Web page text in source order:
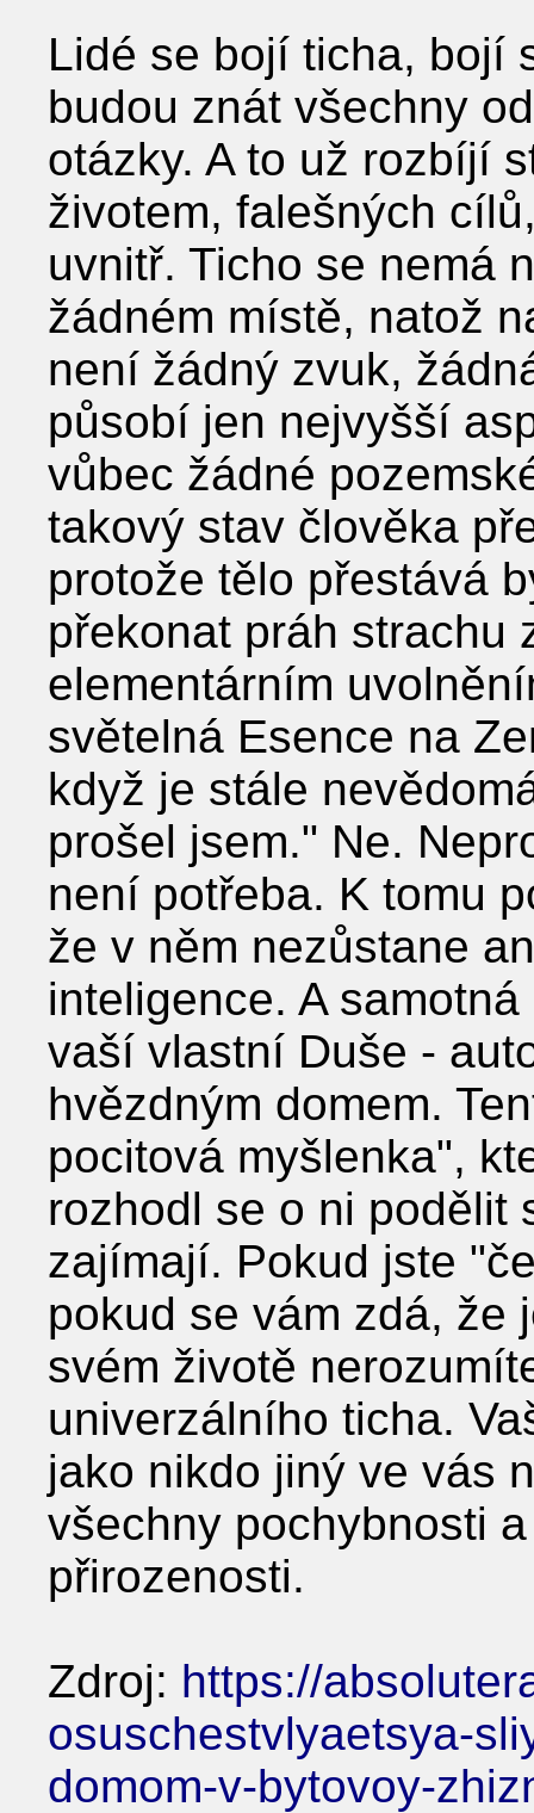
Lidé se bojí ticha, bojí
budou znát všechny
otázky. A to už rozbíjí
životem, falešných
uvnitř. Ticho se nemá
žádném místě, natož
není žádný zvuk,
působí jen nejvyšší
vůbec žádné
takový stav člověka
protože tělo přestává
překonat práh strachu
elementárním
světelná Esence na
když je stále
prošel jsem." Ne.
není potřeba. K tomu
že v něm nezůstane
inteligence. A
vaší vlastní Duše -
hvězdným domem.
pocitová myšlenka",
rozhodl se o ni podělit
zajímají. Pokud jste
pokud se vám zdá, že
svém životě
univerzálního ticha.
jako nikdo jiný ve vás
všechny pochybnosti
přirozenosti.
Zdroj: https://
osuschestvlyaetsya-
domom-v-bytovoy-